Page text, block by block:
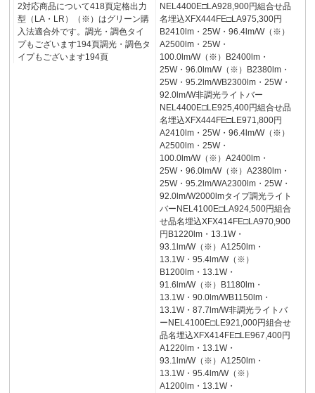
2対応商品について418頁定格出力
型（LA・LR）（※）はグリーン購
入法適合外です。調光・調色タイ
プもございます194頁調光・調色タ
イプもございます194頁
NEL4400E□LA928,900円組合せ品
名埋込XFX444FE□LA975,300円
B2410lm・25W・96.4lm/W（※）
A2500lm・25W・
100.0lm/W（※）B2400lm・
25W・96.0lm/W（※）B2380lm・
25W・95.2lm/WB2300lm・25W・
92.0lm/W非調光ライトバー
NEL4400E□LE925,400円組合せ品
名埋込XFX444FE□LE971,800円
A2410lm・25W・96.4lm/W（※）
A2500lm・25W・
100.0lm/W（※）A2400lm・
25W・96.0lm/W（※）A2380lm・
25W・95.2lm/WA2300lm・25W・
92.0lm/W2000lmタイプ調光ライト
バーNEL4100E□LA924,500円組合
せ品名埋込XFX414FE□LA970,900
円B1220lm・13.1W・
93.1lm/W（※）A1250lm・
13.1W・95.4lm/W（※）
B1200lm・13.1W・
91.6lm/W（※）B1180lm・
13.1W・90.0lm/WB1150lm・
13.1W・87.7lm/W非調光ライトバ
ーNEL4100E□LE921,000円組合せ
品名埋込XFX414FE□LE967,400円
A1220lm・13.1W・
93.1lm/W（※）A1250lm・
13.1W・95.4lm/W（※）
A1200lm・13.1W・